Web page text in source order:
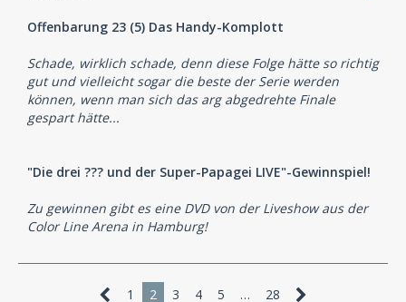
Offenbarung 23 (5) Das Handy-Komplott
Schade, wirklich schade, denn diese Folge hätte so richtig
gut und vielleicht sogar die beste der Serie werden
können, wenn man sich das arg abgedrehte Finale
gespart hätte...
"Die drei ??? und der Super-Papagei LIVE"-Gewinnspiel!
Zu gewinnen gibt es eine DVD von der Liveshow aus der
Color Line Arena in Hamburg!
1 2 3 4 5 … 28